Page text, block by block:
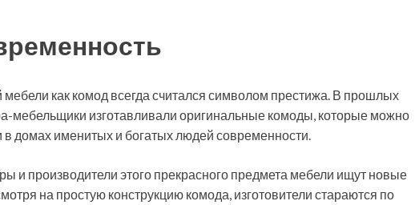
мебели как комод всегда считался символом престижа. В прошлых
мебельщики изготавливали оригинальные комоды, которые можно
в домах именитых и богатых людей современности.
и производители этого прекрасного предмета мебели ищут новые
на простую конструкцию комода, изготовители стараются по